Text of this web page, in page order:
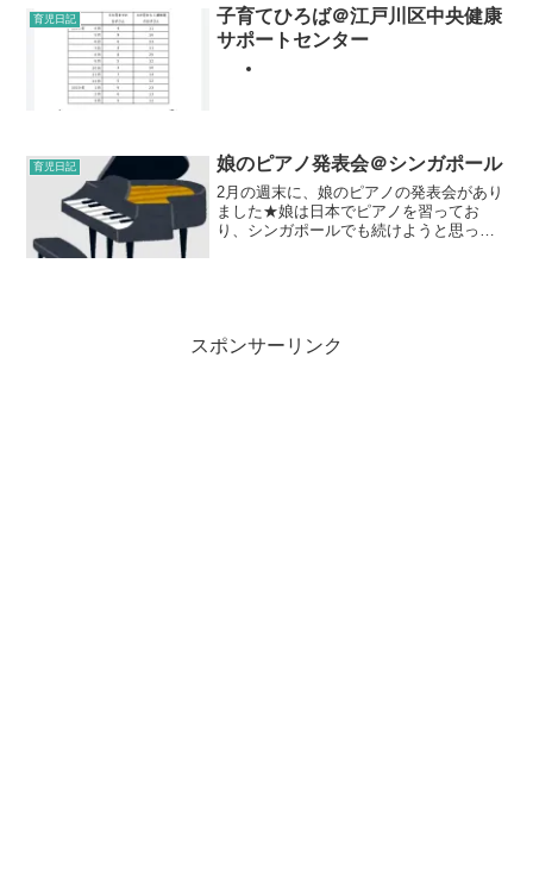
少し待ちました。メニューはこんな感
じ。日本にない商品...
育児日記
子育てひろば＠江戸川区中央健康
サポートセンター
育児日記 娘のピアノ発表会＠シンガポール
2月の週末に、娘のピアノの発表会があり
ました★娘は日本でピアノを習ってお
り、シンガポールでも続けようと思って
スポンサーリンク